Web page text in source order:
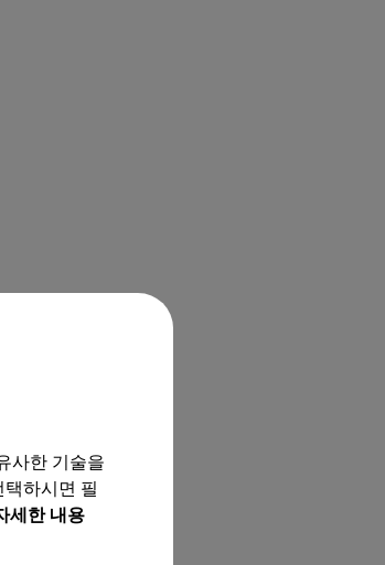
사한 기술을
하시면 필
세한 내용